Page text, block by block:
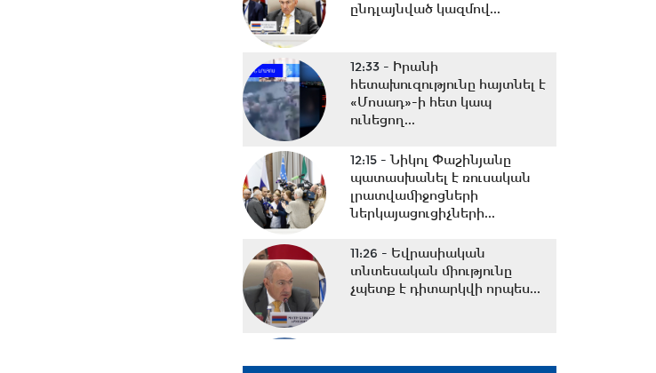
ընդլայնված կազմով...
12:33 - Իրանի
հետախուզությունը հայտնել է
«Մոսադ»-ի հետ կապ
ունեցող...
12:15 -Նիկոլ Փաշինյանը
պատասխանել է ռուսական
լրատվամիջոցների
ներկայացուցիչների...
11:26 - Եվրասիական
տնտեսական միությունը
չպետք է դիտարկվի որպես...
հեծանվային զբոսանքով՝ Իսիկ